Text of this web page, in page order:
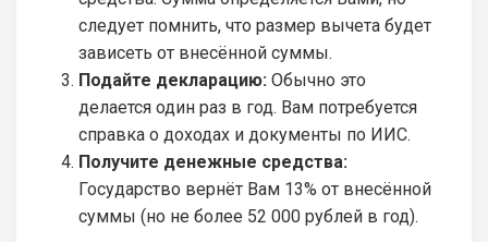
следует помнить, что размер вычета будет
зависеть от внесённой суммы.
Подайте декларацию: Обычно это
делается один раз в год. Вам потребуется
справка о доходах и документы по ИИС.
Получите денежные средства:
Государство вернёт Вам 13% от внесённой
суммы (но не более 52 000 рублей в год).